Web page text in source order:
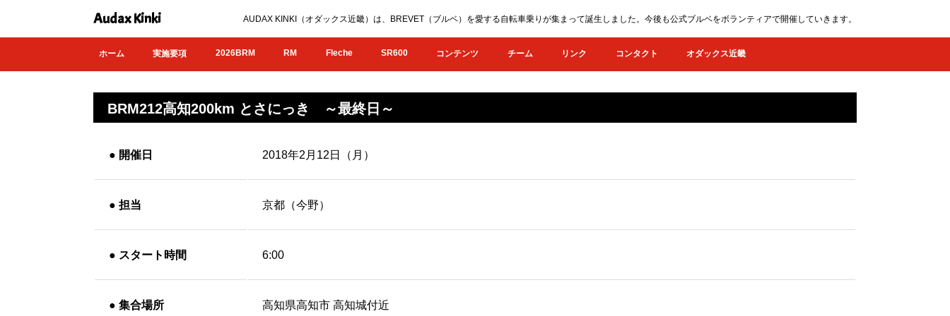
Audax Kinki AUDAX KINKI（オダックス近畿）は、BREVET（ブルベ）を愛する自転車乗りが集まって誕生しました。今後も公式ブルベをボランティアで開催していきます。
ホーム 実施要項 2026BRM RM Fleche SR600 コンテンツ チーム リンク コンタクト オダックス近畿
BRM212高知200km とさにっき ～最終日～
● 開催日 2018年2月12日（月）
● 担当 京都（今野）
● スタート時間 6:00
● 集合場所 高知県高知市 高知城付近